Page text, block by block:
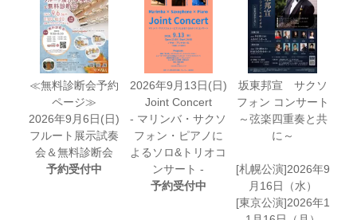
≪無料診断会予約
ページ≫
2026年9月6日(日)
フルート展示試奏
会＆無料診断会
予約受付中
2026年9月13日(日)
Joint Concert
- マリンバ・サクソ
フォン・ピアノに
よるソロ&トリオコ
ンサート -
予約受付中
坂東邦宣 サクソ
フォン コンサート
～弦楽四重奏と共
に～
[札幌公演]2026年9
月16日（水）
[東京公演]2026年1